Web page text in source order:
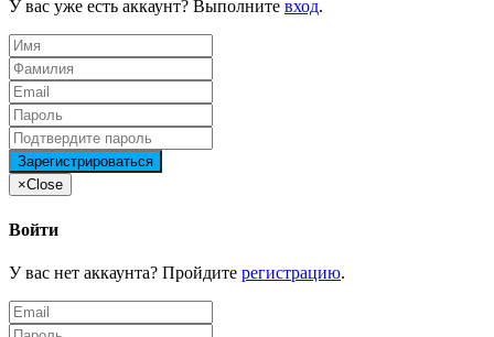
У вас уже есть аккаунт? Выполните вход.
×Close
Войти
У вас нет аккаунта? Пройдите регистрацию.